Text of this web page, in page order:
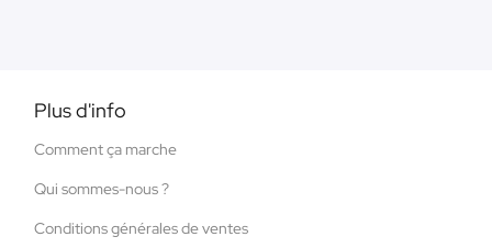
Plus d'info
Comment ça marche
Qui sommes-nous ?
Conditions générales de ventes